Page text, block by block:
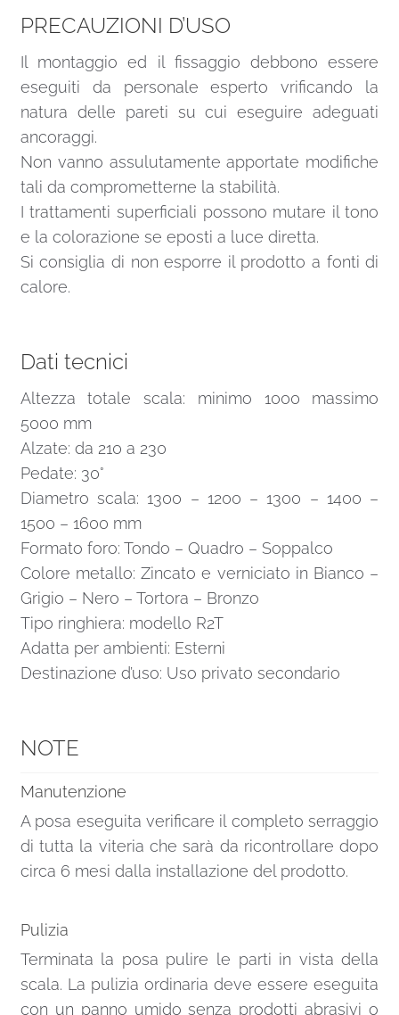
PRECAUZIONI D’USO
Il montaggio ed il fissaggio debbono essere
eseguiti da personale esperto vrificando la
natura delle pareti su cui eseguire adeguati
ancoraggi.
Non vanno assulutamente apportate modifiche
tali da comprometterne la stabilità.
I trattamenti superficiali possono mutare il tono
e la colorazione se eposti a luce diretta.
Si consiglia di non esporre il prodotto a fonti di
calore.
Dati tecnici
Altezza totale scala: minimo 1000 massimo
5000 mm
Alzate: da 210 a 230
Pedate: 30°
Diametro scala: 1300 – 1200 – 1300 – 1400 –
1500 – 1600 mm
Formato foro: Tondo – Quadro – Soppalco
Colore metallo: Zincato e verniciato in Bianco –
Grigio – Nero – Tortora – Bronzo
Tipo ringhiera: modello R2T
Adatta per ambienti: Esterni
Destinazione d’uso: Uso privato secondario
NOTE
Manutenzione
A posa eseguita verificare il completo serraggio
di tutta la viteria che sarà da ricontrollare dopo
circa 6 mesi dalla installazione del prodotto.
Pulizia
Terminata la posa pulire le parti in vista della
scala. La pulizia ordinaria deve essere eseguita
con un panno umido senza prodotti abrasivi o